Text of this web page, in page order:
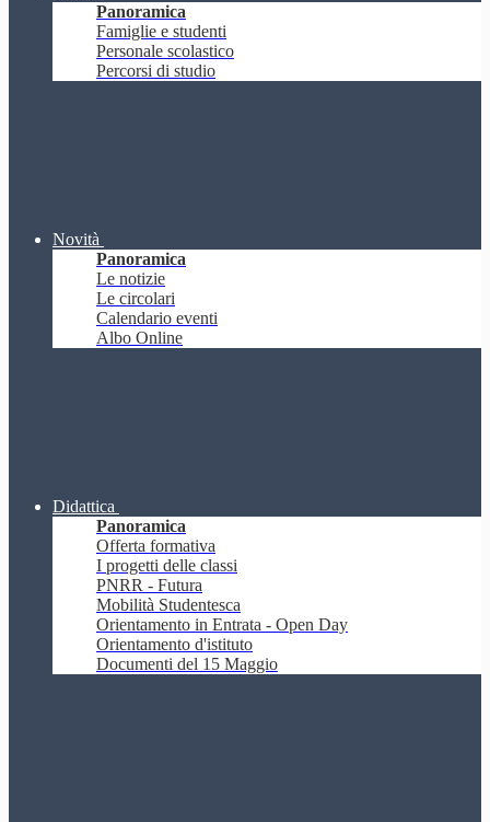
Panoramica
Famiglie e studenti
Personale scolastico
Percorsi di studio
Novità
Panoramica
Le notizie
Le circolari
Calendario eventi
Albo Online
Didattica
Panoramica
Offerta formativa
I progetti delle classi
PNRR - Futura
Mobilità Studentesca
Orientamento in Entrata - Open Day
Orientamento d'istituto
Documenti del 15 Maggio